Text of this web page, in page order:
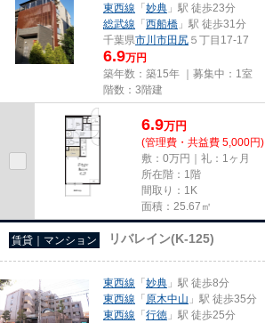
東西線 「妙典 」駅 徒歩23分
総武線 「西船橋 」駅 徒歩31分
千葉県市川市田尻 ５丁目17-17
6.9万円
築年数：築15年 ｜募集中： 1室
階数：3階建
6.9万円
(管理費・共益費 5,000円)
敷：0万円｜礼：1ヶ月
所在階：1階
間取り：1K
面積：25.67㎡
賃貸｜マンション リバレイン(K-125)
東西線 「妙典 」駅 徒歩8分
東西線 「原木中山 」駅 徒歩35分
東西線 「行徳 」駅 徒歩25分